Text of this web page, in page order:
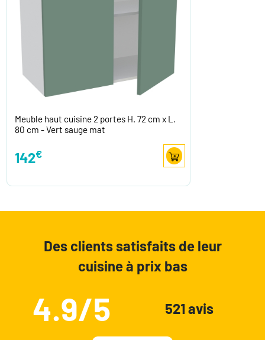
Meuble haut cuisine 2 portes H. 72 cm x L.
80 cm - Vert sauge mat
142€
Des clients satisfaits de leur
cuisine à prix bas
4.9/5 521 avis